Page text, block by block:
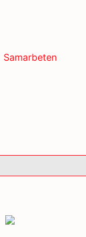
Samarbeten